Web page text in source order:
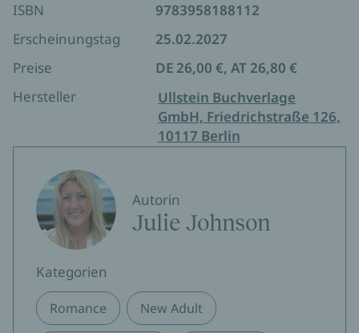
ISBN
9783958188112
Erscheinungstag
25.02.2027
Preise
DE 26,00 €, AT 26,80 €
Hersteller
Ullstein Buchverlage
GmbH, Friedrichstraße 126,
10117 Berlin
Autorin
Julie Johnson
Kategorien
Romance New Adult